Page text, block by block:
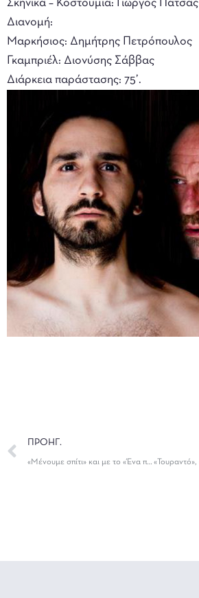
Σκηνικά – Κοστούμια: Γιώργος Πάτσας
Διανομή:
Μαρκήσιος: Δημήτρης Πετρόπουλος
Γκαμπριέλ: Διονύσης Σάββας
Διάρκεια παράστασης: 75’.
ΠΡΟΗΓ.
«Μένουμε σπίτι» και με το «Ένα παιδί μετράει τ’ άστρα», του Μενέλαου Λουντέμη